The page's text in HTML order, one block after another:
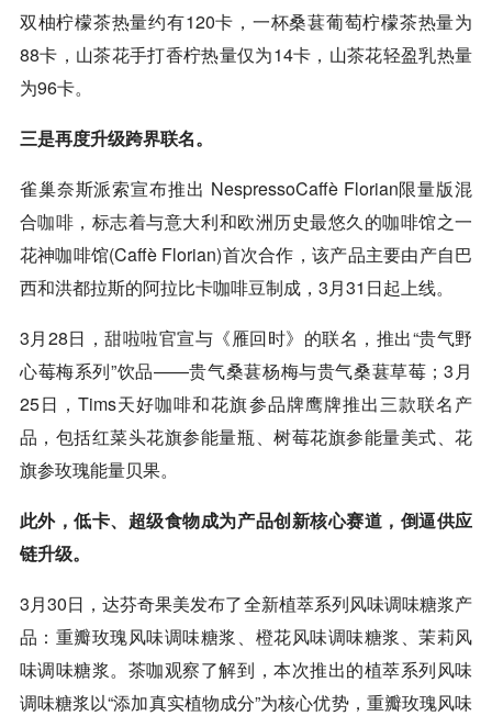
双柚柠檬茶热量约有120卡，一杯桑葚葡萄柠檬茶热量为
88卡，山茶花手打香柠热量仅为14卡，山茶花轻盈乳热量
为96卡。
三是再度升级跨界联名。
雀巢奈斯派索宣布推出 NespressoCaffè Florian限量版混
合咖啡 ，标志着与意大利和欧洲历史最悠久的咖啡馆之一
花神咖啡馆(Caffè Florian)首次合作，该产品主要由产自巴
西和洪都拉斯的阿拉比卡咖啡豆制成，3月31日起上线。
3月28日，甜啦啦官宣与《雁回时》的联名，推出“贵气野
心莓梅系列”饮品——贵气桑葚杨梅与贵气桑葚草莓；3月
25日，Tims天好咖啡和花旗参品牌鹰牌推出三款联名产
品，包括红菜头花旗参能量瓶、树莓花旗参能量美式、花
旗参玫瑰能量贝果。
此外，低卡、超级食物成为产品创新核心赛道，倒逼供应
链升级。
3月30日，达芬奇果美发布了全新植萃系列风味调味糖浆产
品：重瓣玫瑰风味调味糖浆、橙花风味调味糖浆、茉莉风
味调味糖浆。茶咖观察了解到，本次推出的植萃系列风味
调味糖浆以“添加真实植物成分”为核心优势，重瓣玫瑰风味